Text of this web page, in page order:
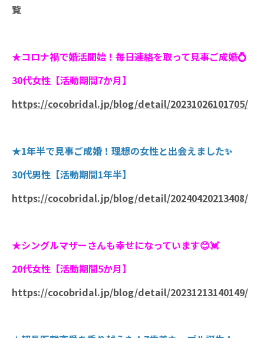
覧
★コロナ禍で婚活開始！毎日連絡を取って見事ご成婚💍
30代女性【活動期間7か月】
https://cocobridal.jp/blog/detail/20231026101705/
★1年半で見事ご成婚！理想の女性と出会えました✨
30代男性【活動期間1年半】
https://cocobridal.jp/blog/detail/20240420213408/
★シングルマザーさんも幸せになっています😊💓
20代女性【活動期間5か月】
https://cocobridal.jp/blog/detail/20231213140149/